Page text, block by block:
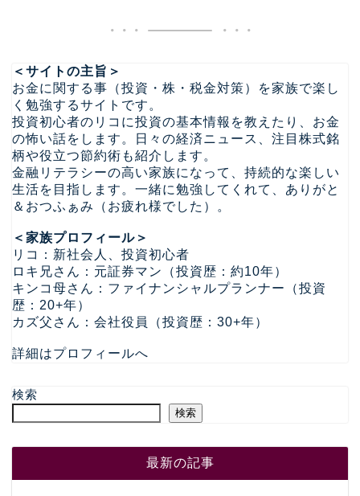
＜サイトの主旨＞
お金に関する事（投資・株・税金対策）を家族で楽し
く勉強するサイトです。
投資初心者のリコに投資の基本情報を教えたり、お金
の怖い話をします。日々の経済ニュース、注目株式銘
柄や役立つ節約術も紹介します。
金融リテラシーの高い家族になって、持続的な楽しい
生活を目指します。一緒に勉強してくれて、ありがと
＆おつふぁみ（お疲れ様でした）。
＜家族プロフィール＞
リコ：新社会人、投資初心者
ロキ兄さん：元証券マン（投資歴：約10年）
キンコ母さん：ファイナンシャルプランナー（投資
歴：20+年）
カズ父さん：会社役員（投資歴：30+年）
詳細はプロフィールへ
検索
検索
最新の記事